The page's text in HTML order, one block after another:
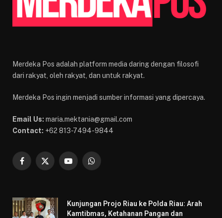
Merdeka Pos adalah platform media daring dengan filosofi
dari rakyat, oleh rakyat, dan untuk rakyat.
Merdeka Pos ingin menjadi sumber informasi yang dipercaya.
Email Us: maria.mektania@gmail.com
Contact: +62 813-7494-9844
Facebook
X
YouTubeWhatsApp
Kunjungan Projo Riau ke Polda Riau: Arah
Kamtibmas, Ketahanan Pangan dan